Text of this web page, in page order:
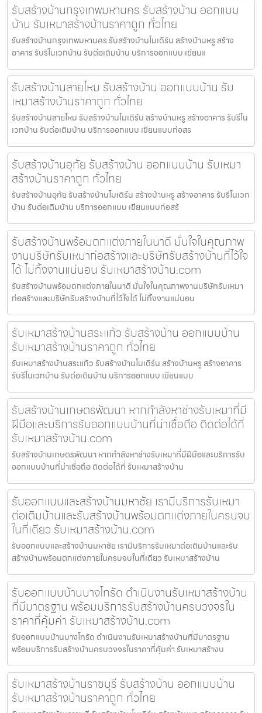
รับสร้างบ้านกรุงเทพมหานคร รับสร้างบ้าน ออกแบบ
บ้าน รับเหมาสร้างบ้านราคาถูก ทั่วไทย
รับสร้างบ้านกรุงเทพมหานคร รับสร้างบ้านโมเดิร์น สร้างบ้านหรู สร้าง
อาคาร รับรีโนเวทบ้าน รับต่อเติมบ้าน บริการออกแบบ เขียนแ
รับสร้างบ้านสายไหม รับสร้างบ้าน ออกแบบบ้าน รับ
เหมาสร้างบ้านราคาถูก ทั่วไทย
รับสร้างบ้านสายไหม รับสร้างบ้านโมเดิร์น สร้างบ้านหรู สร้างอาคาร รับรีโน
เวทบ้าน รับต่อเติมบ้าน บริการออกแบบ เขียนแบบก่อสร
รับสร้างบ้านอุทัย รับสร้างบ้าน ออกแบบบ้าน รับเหมา
สร้างบ้านราคาถูก ทั่วไทย
รับสร้างบ้านอุทัย รับสร้างบ้านโมเดิร์น สร้างบ้านหรู สร้างอาคาร รับรีโนเวท
บ้าน รับต่อเติมบ้าน บริการออกแบบ เขียนแบบก่อสร้
รับสร้างบ้านพร้อมตกแต่งภายในนาดี มั่นใจในคุณภาพ
งานบริษัทรับเหมาก่อสร้างและบริษัทรับสร้างบ้านที่ไว้ใจ
ได้ ไม่ทิ้งงานแน่นอน รับเหมาสร้างบ้าน.com
รับสร้างบ้านพร้อมตกแต่งภายในนาดี มั่นใจในคุณภาพงานบริษัทรับเหมา
ก่อสร้างและบริษัทรับสร้างบ้านที่ไว้ใจได้ ไม่ทิ้งงานแน่นอน
รับเหมาสร้างบ้านสระแก้ว รับสร้างบ้าน ออกแบบบ้าน
รับเหมาสร้างบ้านราคาถูก ทั่วไทย
รับเหมาสร้างบ้านสระแก้ว รับสร้างบ้านโมเดิร์น สร้างบ้านหรู สร้างอาคาร
รับรีโนเวทบ้าน รับต่อเติมบ้าน บริการออกแบบ เขียนแบบ
รับสร้างบ้านเกษตรพัฒนา หากกำลังหาช่างรับเหมาที่มี
ฝีมือและบริการรับออกแบบบ้านที่น่าเชื่อถือ ติดต่อได้ที่
รับเหมาสร้างบ้าน.com
รับสร้างบ้านเกษตรพัฒนา หากกำลังหาช่างรับเหมาที่มีฝีมือและบริการรับ
ออกแบบบ้านที่น่าเชื่อถือ ติดต่อได้ที่ รับเหมาสร้างบ้าน
รับออกแบบและสร้างบ้านมหาชัย เรามีบริการรับเหมา
ต่อเติมบ้านและรับสร้างบ้านพร้อมตกแต่งภายในครบจบ
ในที่เดียว รับเหมาสร้างบ้าน.com
รับออกแบบและสร้างบ้านมหาชัย เรามีบริการรับเหมาต่อเติมบ้านและรับ
สร้างบ้านพร้อมตกแต่งภายในครบจบในที่เดียว รับเหมาสร้างบ้าน
รับออกแบบบ้านบางโทรัด ดำเนินงานรับเหมาสร้างบ้าน
ที่มีมาตรฐาน พร้อมบริการรับสร้างบ้านครบวงจรใน
ราคาที่คุ้มค่า รับเหมาสร้างบ้าน.com
รับออกแบบบ้านบางโทรัด ดำเนินงานรับเหมาสร้างบ้านที่มีมาตรฐาน
พร้อมบริการรับสร้างบ้านครบวงจรในราคาที่คุ้มค่า รับเหมาสร้างบ
รับเหมาสร้างบ้านราชบุรี รับสร้างบ้าน ออกแบบบ้าน
รับเหมาสร้างบ้านราคาถูก ทั่วไทย